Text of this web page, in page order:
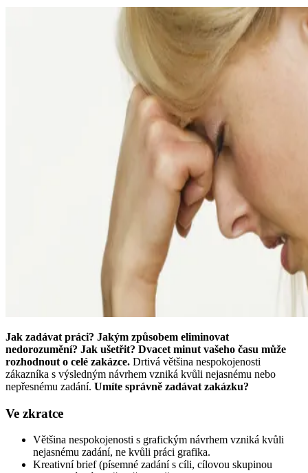
Jak zadávat práci? Jakým způsobem eliminovat
nedorozumění? Jak ušetřit? Dvacet minut vašeho času může
rozhodnout o celé zakázce. Drtivá většina nespokojenosti
zákazníka s výsledným návrhem vzniká kvůli nejasnému nebo
nepřesnému zadání. Umíte správně zadávat zakázku?
Ve zkratce
Většina nespokojenosti s grafickým návrhem vzniká kvůli
nejasnému zadání, ne kvůli práci grafika.
Kreativní brief (písemné zadání s cíli, cílovou skupinou